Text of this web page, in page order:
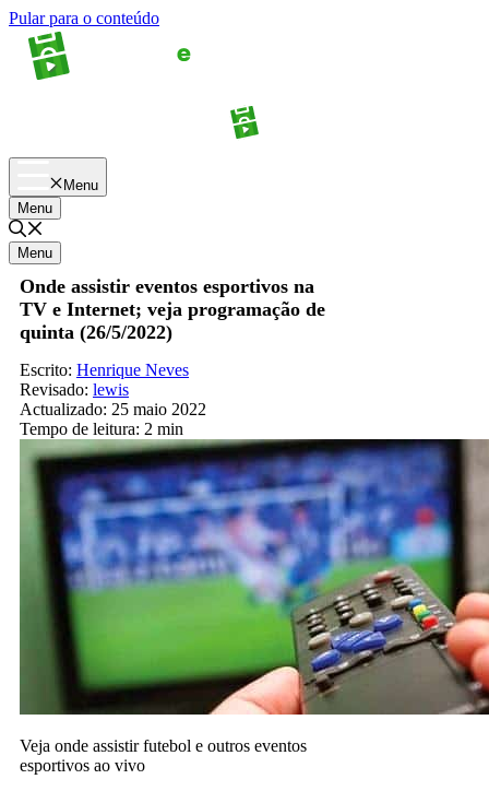
Pular para o conteúdo
Menu
Menu
Menu
Onde assistir eventos esportivos na
TV e Internet; veja programação de
quinta (26/5/2022)
Escrito: Henrique Neves
Revisado: lewis
Actualizado: 25 maio 2022
Tempo de leitura: 2 min
Veja onde assistir futebol e outros eventos
esportivos ao vivo